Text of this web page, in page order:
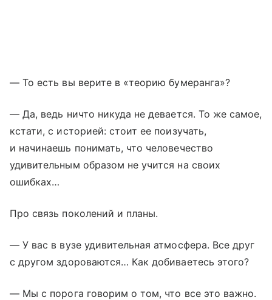
— То есть вы верите в «теорию бумеранга»?
— Да, ведь ничто никуда не девается. То же самое,
кстати, с историей: стоит ее поизучать,
и начинаешь понимать, что человечество
удивительным образом не учится на своих
ошибках…
Про связь поколений и планы.
— У вас в вузе удивительная атмосфера. Все друг
с другом здороваются… Как добиваетесь этого?
— Мы с порога говорим о том, что все это важно.